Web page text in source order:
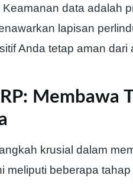
data adalah
lapisan
Anda tetap aman dari
Membawa
krusial dalam
meliputi beberapa